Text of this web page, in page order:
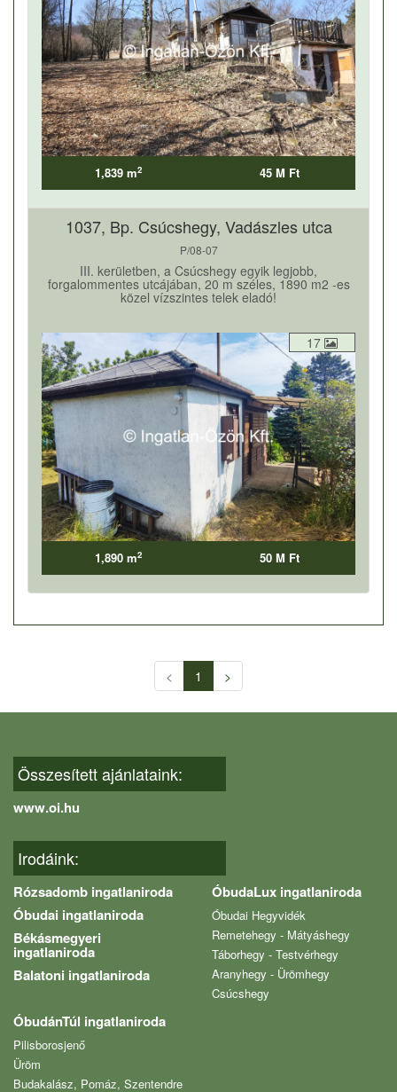
1,839 m2 45 M Ft
1037, Bp. Csúcshegy, Vadászles utca
P/08-07
III. kerületben, a Csúcshegy egyik legjobb,
forgalommentes utcájában, 20 m széles, 1890 m2 -es
közel vízszintes telek eladó!
17
1,890 m2 50 M Ft
< 1 >
Összesített ajánlataink:
www.oi.hu
Irodáink:
Rózsadomb ingatlaniroda
Óbudai ingatlaniroda
Békásmegyeri
ingatlaniroda
Balatoni ingatlaniroda
ÓbudaLux ingatlaniroda
Óbudai Hegyvidék
Remetehegy - Mátyáshegy
Táborhegy - Testvérhegy
Aranyhegy - Ürömhegy
Csúcshegy
ÓbudánTúl ingatlaniroda
Pilisborosjenő
Üröm
Budakalász, Pomáz, Szentendre